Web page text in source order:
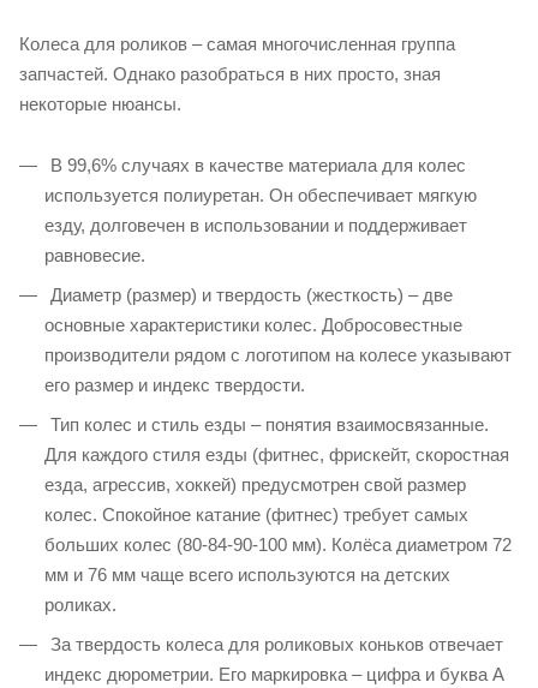
Колеса для роликов – самая многочисленная группа
запчастей. Однако разобраться в них просто, зная
некоторые нюансы.
В 99,6% случаях в качестве материала для колес
используется полиуретан. Он обеспечивает мягкую
езду, долговечен в использовании и поддерживает
равновесие.
Диаметр (размер) и твердость (жесткость) – две
основные характеристики колес. Добросовестные
производители рядом с логотипом на колесе указывают
его размер и индекс твердости.
Тип колес и стиль езды – понятия взаимосвязанные.
Для каждого стиля езды (фитнес, фрискейт, скоростная
езда, агрессив, хоккей) предусмотрен свой размер
колес. Спокойное катание (фитнес) требует самых
больших колес (80-84-90-100 мм). Колёса диаметром 72
мм и 76 мм чаще всего используются на детских
роликах.
За твердость колеса для роликовых коньков отвечает
индекс дюрометрии. Его маркировка – цифра и буква А